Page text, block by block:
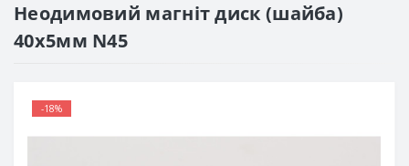
Неодимовий магніт диск (шайба)
40х5мм N45
-18%